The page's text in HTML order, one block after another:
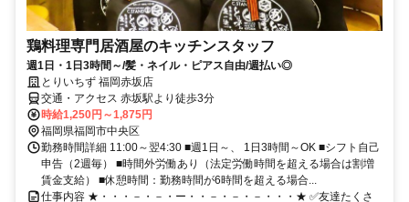
鶏料理専門居酒屋のキッチンスタッフ
週1日・1日3時間～/髪・ネイル・ピアス自由/週払い◎
とりいちず 福岡赤坂店
交通・アクセス 赤坂駅より徒歩3分
時給1,250円～1,875円
福岡県福岡市中央区
勤務時間詳細 11:00～翌4:30 ■週1日～、 1日3時間～OK ■シフト自己
申告（2週毎） ■時間外労働あり（法定労働時間を超える場合は割増
賃金支給） ■休憩時間：勤務時間が6時間を超える場合...
仕事内容 ★・・・－・－・ー・・－・－・－・・・★ ✅友達たくさ